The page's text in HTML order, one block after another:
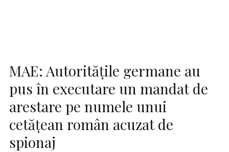
MAE: Autorităţile germane au
pus în executare un mandat de
arestare pe numele unui
cetăţean român acuzat de
spionaj